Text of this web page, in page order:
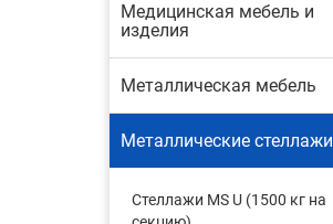
Медицинская мебель и
изделия
Металлическая мебель
Металлические стеллажи
Стеллажи MS U (1500 кг на